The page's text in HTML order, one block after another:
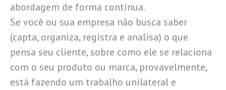
abordagem de forma contínua.
Se você ou sua empresa não busca saber
(capta, organiza, registra e analisa) o que
pensa seu cliente, sobre como ele se relaciona
com o seu produto ou marca, provavelmente,
está fazendo um trabalho unilateral e